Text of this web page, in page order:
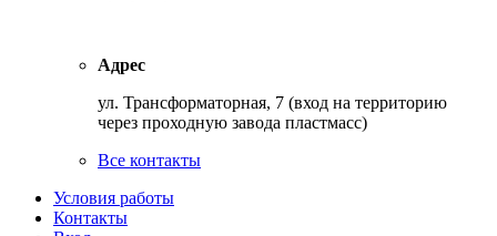
Адрес
ул. Трансформаторная, 7 (вход на территорию
через проходную завода пластмасс)
Все контакты
Условия работы
Контакты